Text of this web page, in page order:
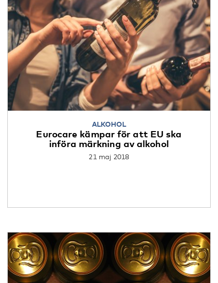
ALKOHOL
Eurocare kämpar för att EU ska
införa märkning av alkohol
21 maj 2018